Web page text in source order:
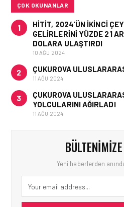
ÇOK OKUNANLAR
1
HITIT, 2024’ÜN IKINCI
GELIRLERINI YÜZDE 21
DOLARA ULAŞTIRDI
10 AĞU 2024
2 ÇUKUROVA
11 AĞU 2024
3
ÇUKUROVA
YOLCULARINI AĞIRLADI
11 AĞU 2024
Yeni haberlerden